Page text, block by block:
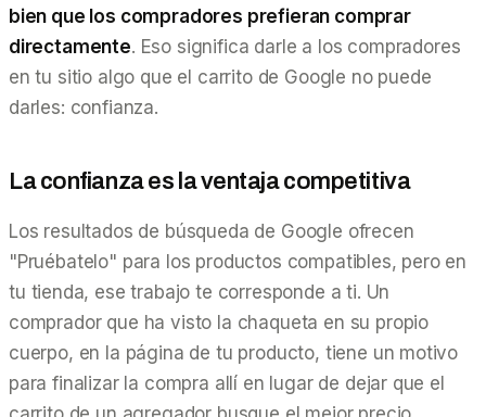
bien que los compradores prefieran comprar
directamente. Eso significa darle a los compradores
en tu sitio algo que el carrito de Google no puede
darles: confianza.
La confianza es la ventaja competitiva
Los resultados de búsqueda de Google ofrecen
"Pruébatelo" para los productos compatibles, pero en
tu tienda, ese trabajo te corresponde a ti. Un
comprador que ha visto la chaqueta en su propio
cuerpo, en la página de tu producto, tiene un motivo
para finalizar la compra allí en lugar de dejar que el